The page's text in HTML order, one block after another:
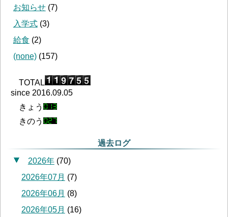
お知らせ (7)
入学式 (3)
給食 (2)
(none) (157)
TOTAL
since 2016.09.05
きょう
きのう
過去ログ
2026年 (70)
2026年07月 (7)
2026年06月 (8)
2026年05月 (16)